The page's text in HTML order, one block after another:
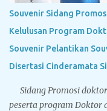
Souvenir Sidang
Kelulusan Program
Souvenir Pelantikan
Disertasi Cinderamata
Sidang Promosi
peserta program Doktor